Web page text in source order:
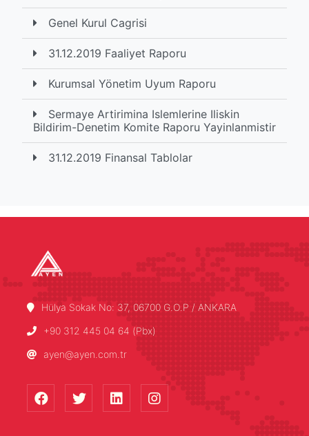
Genel Kurul Cagrisi
31.12.2019 Faaliyet Raporu
Kurumsal Yönetim Uyum Raporu
Sermaye Artirimina Islemlerine Iliskin
Bildirim-Denetim Komite Raporu Yayinlanmistir
31.12.2019 Finansal Tablolar
Hülya Sokak No: 37, 06700 G.O.P / ANKARA
+90 312 445 04 64 (Pbx)
ayen@ayen.com.tr